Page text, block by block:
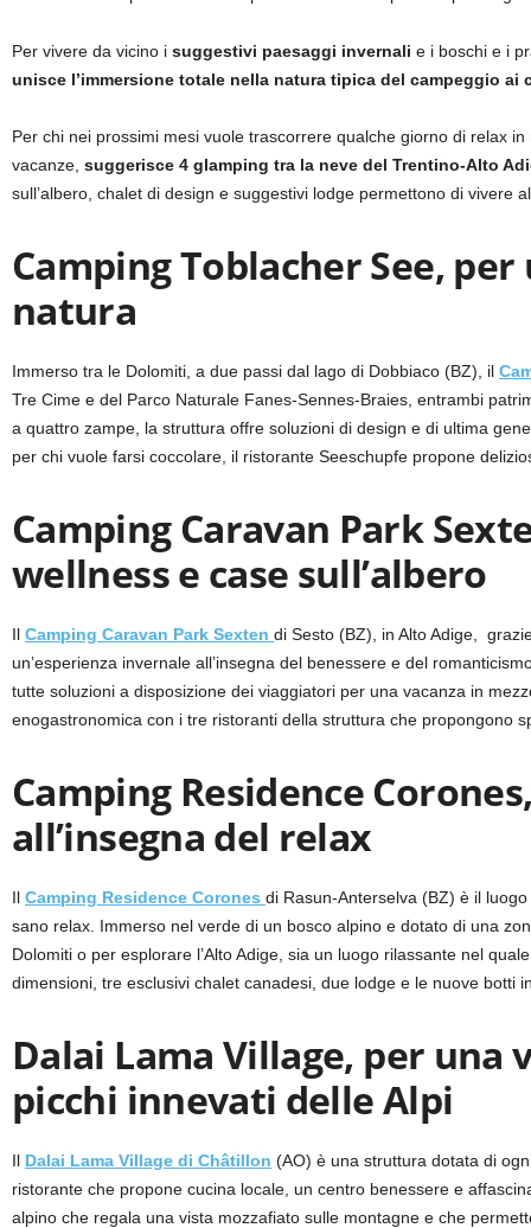
Per vivere da vicino i suggestivi paesaggi invernali e i boschi e i
unisce l’immersione totale nella natura tipica del campeggio ai
Per chi nei prossimi mesi vuole trascorrere qualche giorno di relax
vacanze, suggerisce 4 glamping tra la neve del Trentino-Alto
sull’albero, chalet di design e suggestivi lodge permettono di vivere
Camping Toblacher See,
natura
Immerso tra le Dolomiti, a due passi dal lago di Dobbiaco (BZ), il
Tre Cime e del Parco Naturale Fanes-Sennes-Braies, entrambi
a quattro zampe, la struttura offre soluzioni di design e di ultima
per chi vuole farsi coccolare, il ristorante Seeschupfe propone
Camping Caravan Park
wellness e case sull’albero
Il Camping Caravan Park Sexten di Sesto (BZ), in Alto Adige,
un’esperienza invernale all’insegna del benessere e del
tutte soluzioni a disposizione dei viaggiatori per una vacanza in
enogastronomica con i tre ristoranti della struttura che propongono
Camping Residence
all’insegna del relax
Il Camping Residence Corones di Rasun-Anterselva (BZ) è il
sano relax. Immerso nel verde di un bosco alpino e dotato di una
Dolomiti o per esplorare l’Alto Adige, sia un luogo rilassante nel
dimensioni, tre esclusivi chalet canadesi, due lodge e le nuove botti
Dalai Lama Village, per una
picchi innevati delle Alpi
Il Dalai Lama Village di Châtillon (AO) è una struttura dotata di
ristorante che propone cucina locale, un centro benessere e
alpino che regala una vista mozzafiato sulle montagne e che